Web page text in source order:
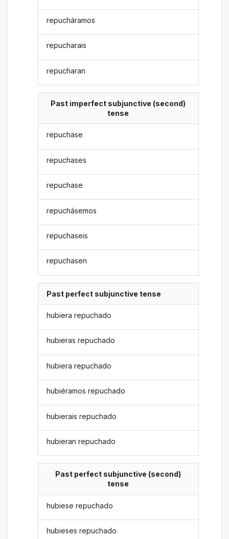
repucháramos
repucharais
repucharan
Past imperfect subjunctive (second)
tense
repuchase
repuchases
repuchase
repuchásemos
repuchaseis
repuchasen
Past perfect subjunctive tense
hubiera repuchado
hubieras repuchado
hubiera repuchado
hubiéramos repuchado
hubierais repuchado
hubieran repuchado
Past perfect subjunctive (second)
tense
hubiese repuchado
hubieses repuchado